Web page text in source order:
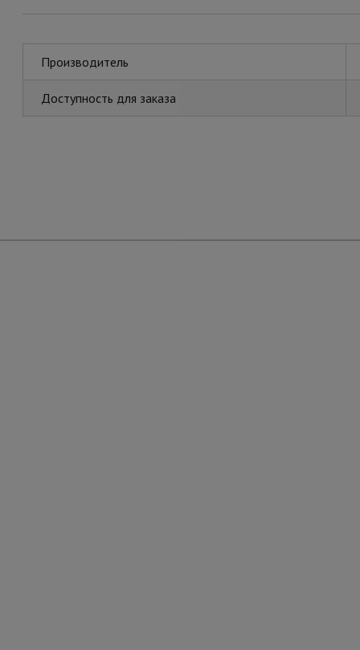
Производитель
Доступность для заказа